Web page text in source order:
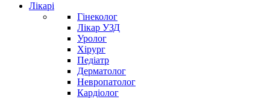
Лікарі
Гінеколог
Лікар УЗД
Уролог
Хірург
Педіатр
Дерматолог
Невропатолог
Кардіолог